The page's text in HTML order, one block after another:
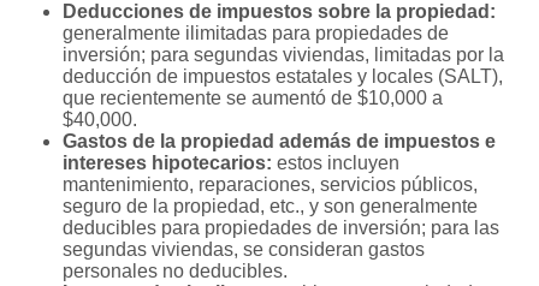
Deducciones de impuestos sobre la propiedad:
generalmente ilimitadas para propiedades de
inversión; para segundas viviendas, limitadas por la
deducción de impuestos estatales y locales (SALT),
que recientemente se aumentó de $10,000 a
$40,000.
Gastos de la propiedad además de impuestos e
intereses hipotecarios: estos incluyen
mantenimiento, reparaciones, servicios públicos,
seguro de la propiedad, etc., y son generalmente
deducibles para propiedades de inversión; para las
segundas viviendas, se consideran gastos
personales no deducibles.